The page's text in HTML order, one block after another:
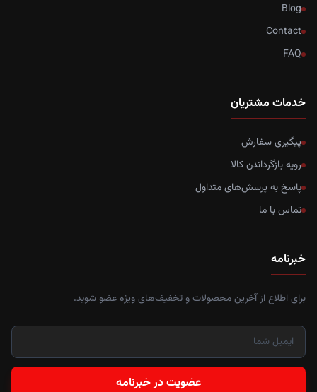
Blog
Contact
FAQ
خدمات مشتریان
پیگیری سفارش
رویه بازگرداندن کالا
پاسخ به پرسش‌های متداول
تماس با ما
خبرنامه
برای اطلاع از آخرین محصولات و تخفیف‌های ویژه عضو شوید.
عضویت در خبرنامه